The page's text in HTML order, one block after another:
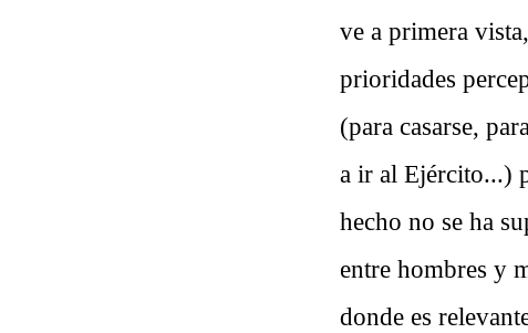
ve a primera
prioridades
(para casarse,
a ir al Ejército...)
hecho no se ha
entre hombres y
donde es